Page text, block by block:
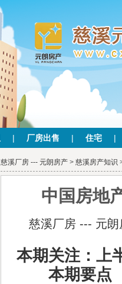
| 厂房出售 | 住宅 |
慈溪厂房 --- 元朗房产 > 慈溪房产知识
中国房地
慈溪厂房 --- 元朗
本期关注：上
本期要点